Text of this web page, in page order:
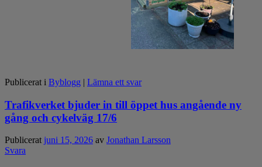
Publicerat i Byblogg | Lämna ett svar
Trafikverket bjuder in till öppet hus angående ny
gång och cykelväg 17/6
Publicerat juni 15, 2026 av Jonathan Larsson
Svara